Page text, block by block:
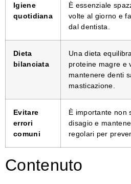
Igiene
quotidiana
È essenziale
volte al giorno e
dal dentista.
Dieta
bilanciata
Una dieta
proteine magre e
mantenere denti
masticazione.
Evitare
errori
comuni
È importante non
disagio e
regolari per
Contenuto